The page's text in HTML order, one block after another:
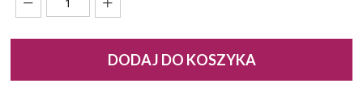
DODAJ DO KOSZYKA